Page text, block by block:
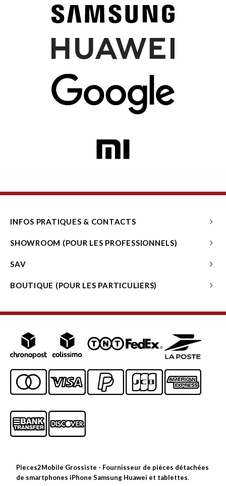
INFOS PRATIQUES & CONTACTS
SHOWROOM (POUR LES PROFESSIONNELS)
SAV
BOUTIQUE (POUR LES PARTICULIERS)
Pieces2Mobile Grossiste - Fournisseur de pièces détachées
de smartphones iPhone Samsung Huawei et tablettes.